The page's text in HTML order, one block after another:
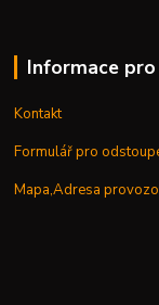
Informace pro
Kontakt
Formulář pro
Mapa,Adresa